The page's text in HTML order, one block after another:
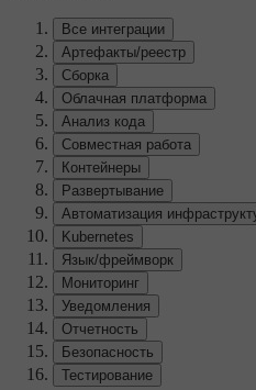
Все интеграции
Артефакты/реестр
Сборка
Облачная платформа
Анализ кода
Совместная работа
Контейнеры
Развертывание
Автоматизация
Kubernetes
Язык/фреймворк
Мониторинг
Уведомления
Отчетность
Безопасность
Тестирование